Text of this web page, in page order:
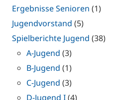
Ergebnisse Senioren (1)
Jugendvorstand (5)
Spielberichte Jugend (38)
A-Jugend (3)
B-Jugend (1)
C-Jugend (3)
D-Jugend I(4)